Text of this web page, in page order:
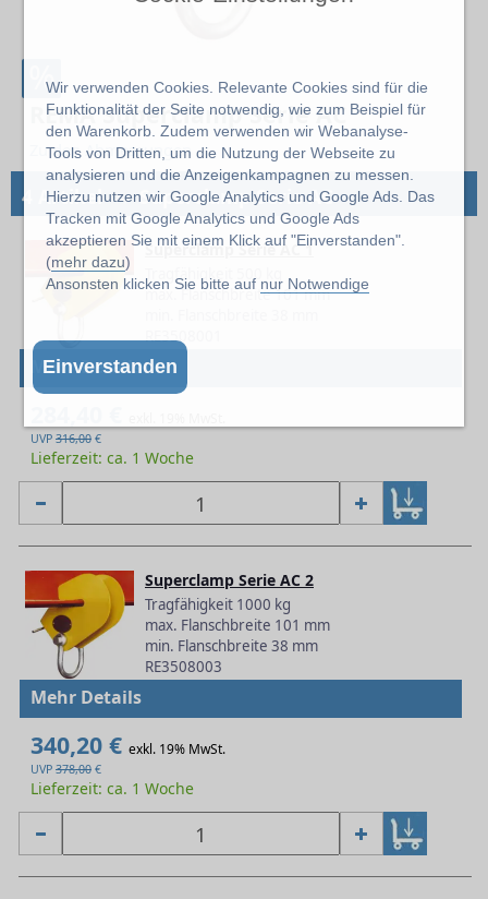
Wir verwenden Cookies. Relevante Cookies sind für die
Funktionalität der Seite notwendig, wie zum Beispiel für
den Warenkorb. Zudem verwenden wir Webanalyse-
Tools von Dritten, um die Nutzung der Webseite zu
analysieren und die Anzeigenkampagnen zu messen.
Hierzu nutzen wir Google Analytics und Google Ads. Das
Tracken mit Google Analytics und Google Ads
akzeptieren Sie mit einem Klick auf "Einverstanden".
(mehr dazu)
Ansonsten klicken Sie bitte auf nur Notwendige
Einverstanden
%
REMA Superclamp Serie AC
Zu den Abmessungen
4 Artikel→Superclamp Serie AC
Superclamp Serie AC 1
Tragfähigkeit 500 kg
max. Flanschbreite 101 mm
RE3508001
Mehr Details
UVP 316,00 €
Lieferzeit: ca. 1 Woche
Superclamp Serie AC 2
Tragfähigkeit 1000 kg
max. Flanschbreite 101 mm
min. Flanschbreite 38 mm
RE3508003
Mehr Details
340,20 € exkl. 19% MwSt.
UVP 378,00 €
Lieferzeit: ca. 1 Woche